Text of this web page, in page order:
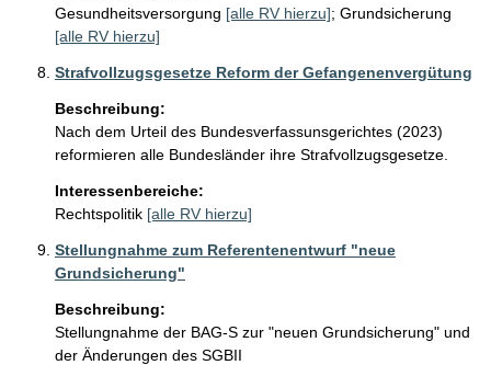
Gesundheitsversorgung [alle RV hierzu]; Grundsicherung
[alle RV hierzu]
Strafvollzugsgesetze Reform der Gefangenenvergütung
Beschreibung:
Nach dem Urteil des Bundesverfassunsgerichtes (2023)
reformieren alle Bundesländer ihre Strafvollzugsgesetze.
Interessenbereiche:
Rechtspolitik [alle RV hierzu]
Stellungnahme zum Referentenentwurf "neue
Grundsicherung"
Beschreibung:
Stellungnahme der BAG-S zur "neuen Grundsicherung" und
der Änderungen des SGBII